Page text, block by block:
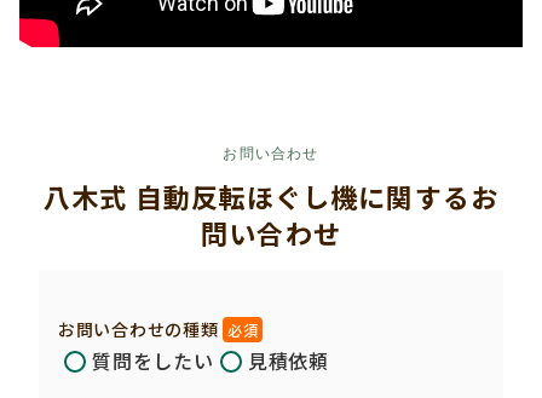
お問い合わせ
八木式 自動反転ほぐし機に関するお
問い合わせ
お問い合わせの種類 必須
質問をしたい 見積依頼